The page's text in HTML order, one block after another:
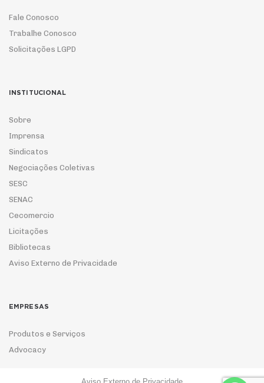
Fale Conosco
Trabalhe Conosco
Solicitações LGPD
INSTITUCIONAL
Sobre
Imprensa
Sindicatos
Negociações Coletivas
SESC
SENAC
Cecomercio
Licitações
Bibliotecas
Aviso Externo de Privacidade
EMPRESAS
Produtos e Serviços
Advocacy